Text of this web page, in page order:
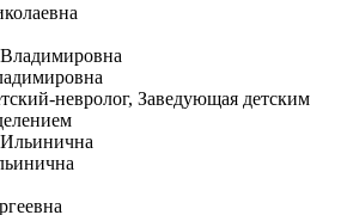
невролог, Заведующая детским